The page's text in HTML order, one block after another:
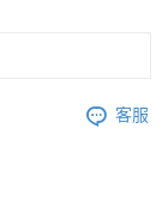
客服